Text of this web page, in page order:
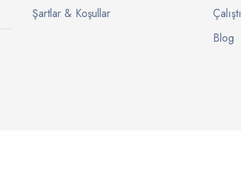
Şartlar & Koşullar
Blog